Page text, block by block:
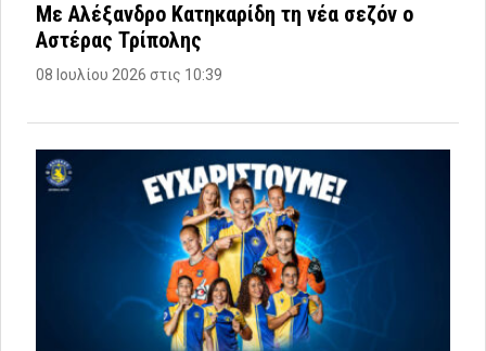
Με Αλέξανδρο Κατηκαρίδη τη νέα σεζόν ο
Αστέρας Τρίπολης
08 Ιουλίου 2026 στις 10:39